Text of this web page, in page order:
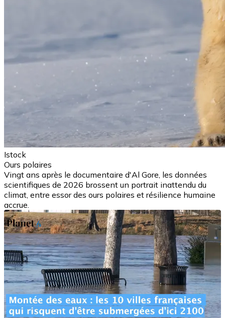
Istock
Ours polaires
Vingt ans après le documentaire d'Al Gore, les données
scientifiques de 2026 brossent un portrait inattendu du
climat, entre essor des ours polaires et résilience humaine
accrue.